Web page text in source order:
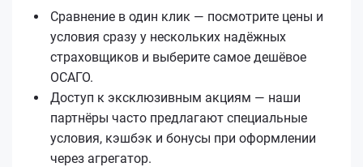
Сравнение в один клик — посмотрите цены и
условия сразу у нескольких надёжных
страховщиков и выберите самое дешёвое
ОСАГО.
Доступ к эксклюзивным акциям — наши
партнёры часто предлагают специальные
условия, кэшбэк и бонусы при оформлении
через агрегатор.